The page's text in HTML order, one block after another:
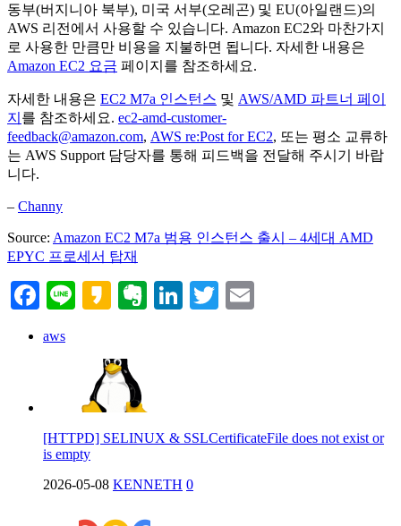
동부(버지니아 북부), 미국 서부(오레곤) 및 EU(아일랜드)의
AWS 리전에서 사용할 수 있습니다. Amazon EC2와 마찬가지
로 사용한 만큼만 비용을 지불하면 됩니다. 자세한 내용은
Amazon EC2 요금 페이지를 참조하세요.
자세한 내용은 EC2 M7a 인스턴스 및 AWS/AMD 파트너 페이
지 를 참조하세요. ec2-amd-customer-
feedback@amazon.com, AWS re:Post for EC2, 또는 평소 교류하
는 AWS Support 담당자를 통해 피드백을 전달해 주시기 바랍
니다.
– Channy
Source: Amazon EC2 M7a 범용 인스턴스 출시 – 4세대 AMD
EPYC 프로세서 탑재
Facebook
LineKakaoEvernote
LinkedIn
Twitter
aws
[HTTPD] SELINUX & SSLCertificateFile does not exist or
is empty
2026-05-08 KENNETH 0